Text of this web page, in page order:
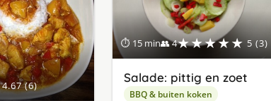
4.67 (6)
⏱ 15 min👥 4★★★★★ 5 (3)
Salade: pittig en zoet
BBQ & buiten koken